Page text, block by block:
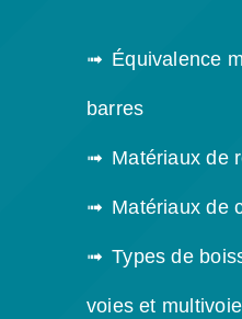
Équivalence
barres
Matériaux de
Matériaux de
Types de
voies et